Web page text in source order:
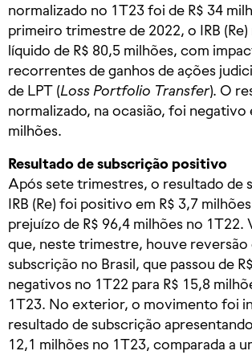
normalizado no 1T23 foi de R$ 34
primeiro trimestre de 2022, o IRB
líquido de R$ 80,5 milhões, com
recorrentes de ganhos de ações
de LPT (Loss Portfolio Transfer). O
normalizado, na ocasião, foi negativo
milhões.
Resultado de subscrição positivo
Após sete trimestres, o resultado de
IRB (Re) foi positivo em R$ 3,7
prejuízo de R$ 96,4 milhões no 1T22.
que, neste trimestre, houve reversão
subscrição no Brasil, que passou de
negativos no 1T22 para R$ 15,8
1T23. No exterior, o movimento foi
resultado de subscrição
12,1 milhões no 1T23, comparada a